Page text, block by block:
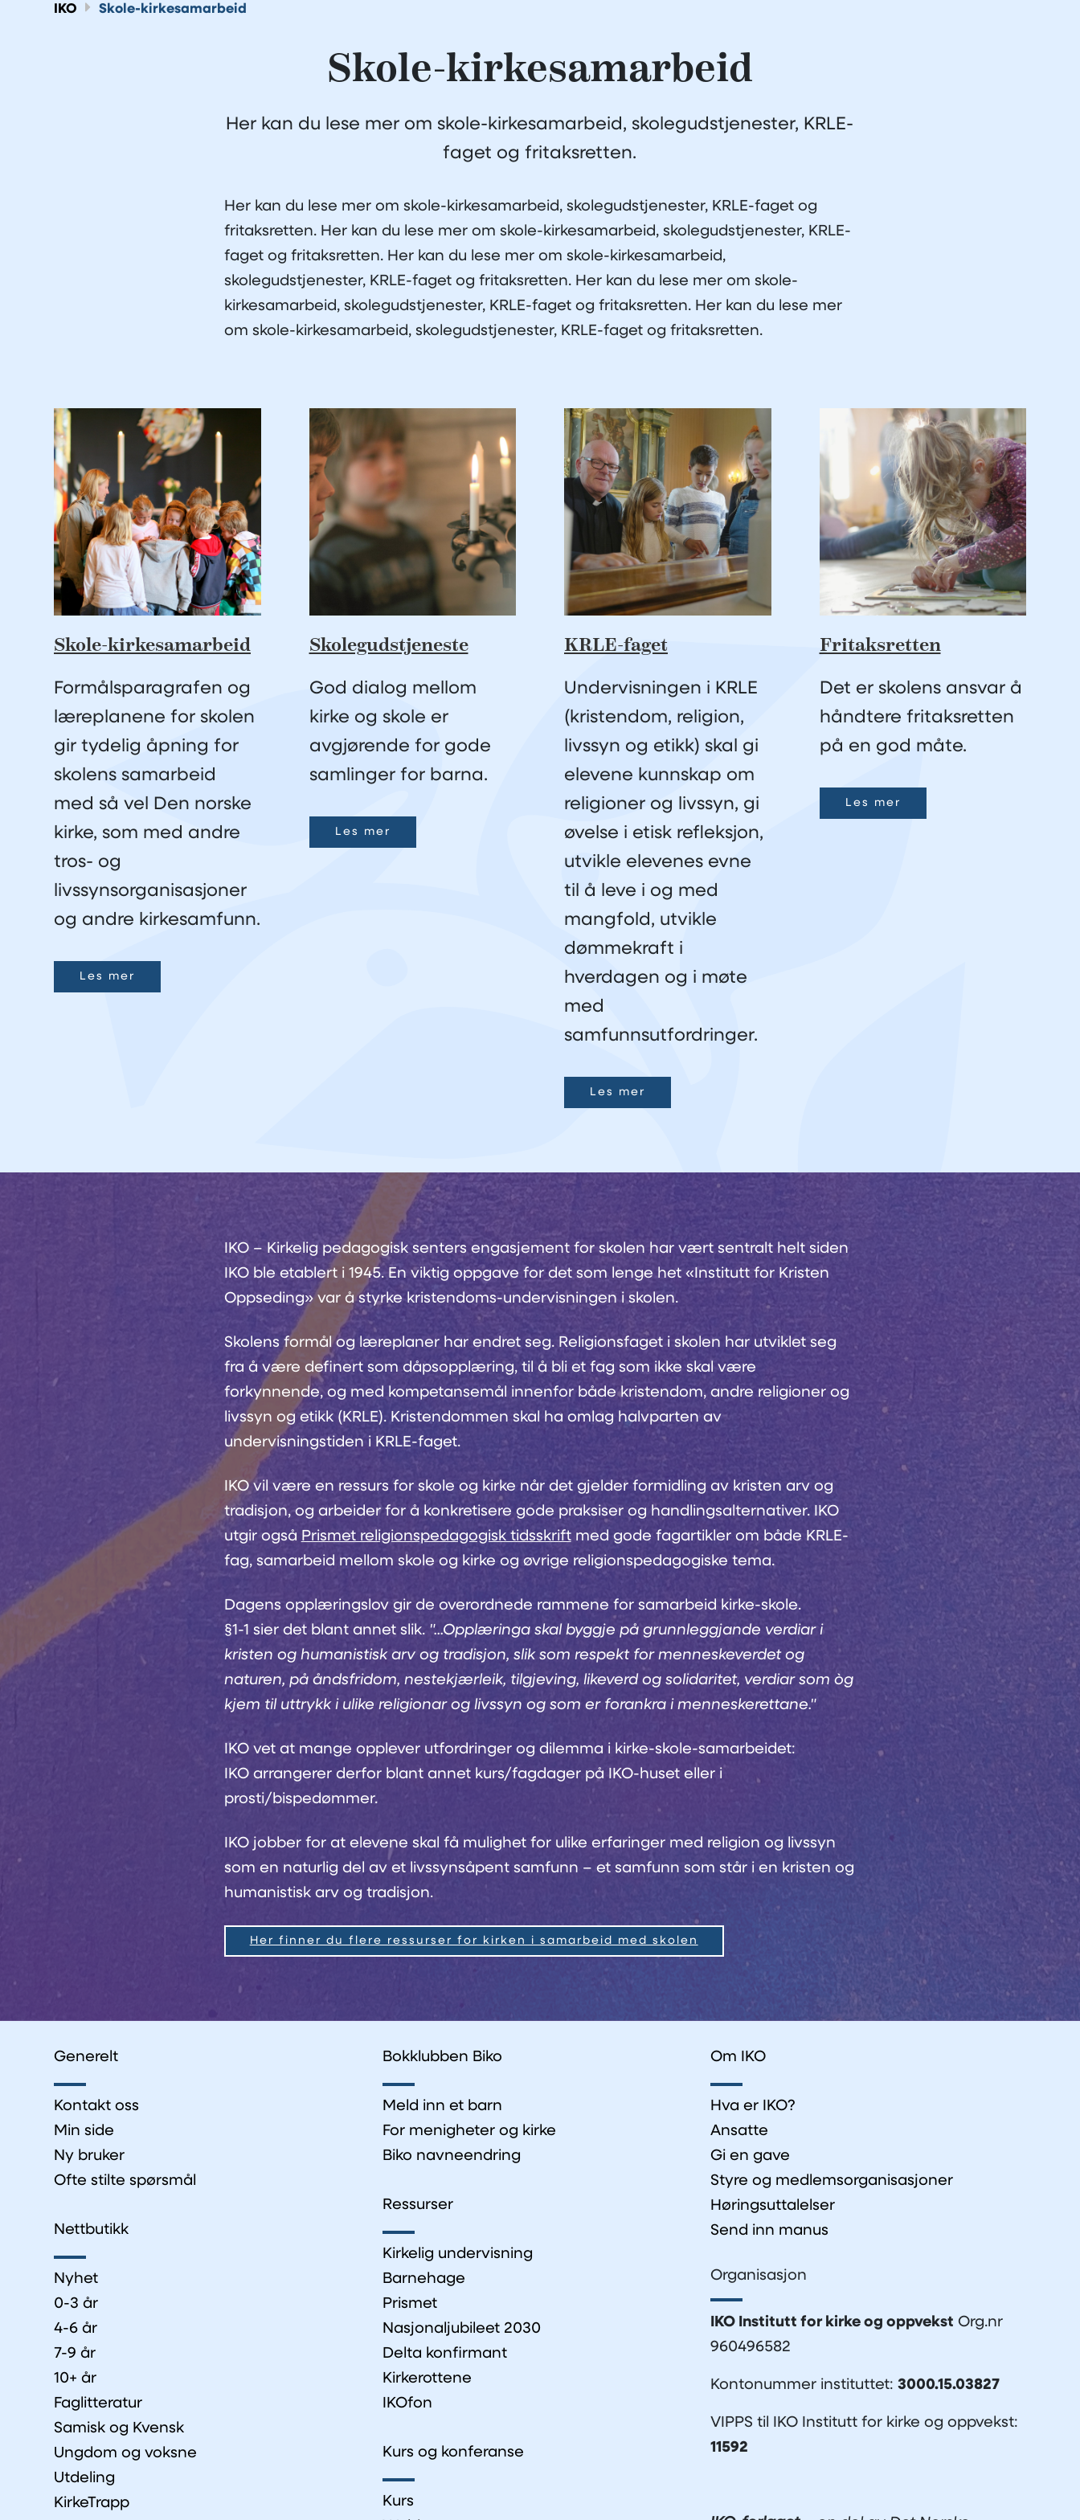
IKO Skole-kirkesamarbeid
Skole-kirkesamarbeid
Her kan du lese mer om skole-kirkesamarbeid, skolegudstjenester, KRLE-
faget og fritaksretten.
Her kan du lese mer om skole-kirkesamarbeid, skolegudstjenester, KRLE-faget og
fritaksretten. Her kan du lese mer om skole-kirkesamarbeid, skolegudstjenester, KRLE-
faget og fritaksretten. Her kan du lese mer om skole-kirkesamarbeid,
skolegudstjenester, KRLE-faget og fritaksretten. Her kan du lese mer om skole-
kirkesamarbeid, skolegudstjenester, KRLE-faget og fritaksretten. Her kan du lese mer
om skole-kirkesamarbeid, skolegudstjenester, KRLE-faget og fritaksretten.
Skole-kirkesamarbeid
Formålsparagrafen og
læreplanene for skolen
gir tydelig åpning for
skolens samarbeid
med så vel Den norske
kirke, som med andre
tros- og
livssynsorganisasjoner
og andre kirkesamfunn.
Les mer
Skolegudstjeneste
God dialog mellom
kirke og skole er
avgjørende for gode
samlinger for barna.
Les mer
KRLE-faget
Undervisningen i KRLE
(kristendom, religion,
livssyn og etikk) skal gi
elevene kunnskap om
religioner og livssyn, gi
øvelse i etisk refleksjon,
utvikle elevenes evne
til å leve i og med
mangfold, utvikle
dømmekraft i
hverdagen og i møte
med
samfunnsutfordringer.
Les mer
Fritaksretten
Det er skolens ansvar å
håndtere fritaksretten
på en god måte.
Les mer
IKO – Kirkelig pedagogisk senters engasjement for skolen har vært sentralt helt siden
IKO ble etablert i 1945. En viktig oppgave for det som lenge het «Institutt for Kristen
Oppseding» var å styrke kristendoms-undervisningen i skolen.
Skolens formål og læreplaner har endret seg. Religionsfaget i skolen har utviklet seg
fra å være definert som dåpsopplæring, til å bli et fag som ikke skal være
forkynnende, og med kompetansemål innenfor både kristendom, andre religioner og
livssyn og etikk (KRLE). Kristendommen skal ha omlag halvparten av
undervisningstiden i KRLE-faget.
IKO vil være en ressurs for skole og kirke når det gjelder formidling av kristen arv og
tradisjon, og arbeider for å konkretisere gode praksiser og handlingsalternativer. IKO
utgir også Prismet religionspedagogisk tidsskriftmed gode fagartikler om både KRLE-
fag, samarbeid mellom skole og kirke og øvrige religionspedagogiske tema.
Dagens opplæringslov gir de overordnede rammene for samarbeid kirke-skole.
§1-1 sier det blant annet slik. "...Opplæringa skal byggje på grunnleggjande verdiar i
kristen og humanistisk arv og tradisjon, slik som respekt for menneskeverdet og
naturen, på åndsfridom, nestekjærleik, tilgjeving, likeverd og solidaritet, verdiar som òg
kjem til uttrykk i ulike religionar og livssyn og som er forankra i menneskerettane."
IKO vet at mange opplever utfordringer og dilemma i kirke-skole-samarbeidet:
IKO arrangerer derfor blant annet kurs/fagdager på IKO-huset eller i
prosti/bispedømmer.
IKO jobber for at elevene skal få mulighet for ulike erfaringer med religion og livssyn
som en naturlig del av et livssynsåpent samfunn – et samfunn som står i en kristen og
humanistisk arv og tradisjon.
Her finner du flere ressurser for kirken i samarbeid med skolen
Generelt
Kontakt oss
Min side
Ny bruker
Ofte stilte spørsmål
Nettbutikk
Nyhet
0-3 år
4-6 år
7-9 år
10+ år
Faglitteratur
Samisk og Kvensk
Ungdom og voksne
Utdeling
KirkeTrapp
Bokklubben Biko
Meld inn et barn
For menigheter og kirke
Biko navneendring
Ressurser
Kirkelig undervisning
Barnehage
Prismet
Nasjonaljubileet 2030
Delta konfirmant
Kirkerottene
IKOfon
Kurs og konferanse
Kurs
Om IKO
Hva er IKO?
Ansatte
Gi en gave
Styre og medlemsorganisasjoner
Høringsuttalelser
Send inn manus
Organisasjon
IKO Institutt for kirke og oppvekst Org.nr
960496582
Kontonummer instituttet:3000.15.03827
VIPPS til IKO Institutt for kirke og oppvekst:
11592